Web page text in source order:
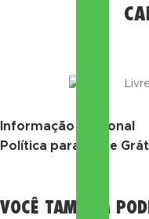
Informação adicional
Política para Frete
VOCÊ TAMBÉM